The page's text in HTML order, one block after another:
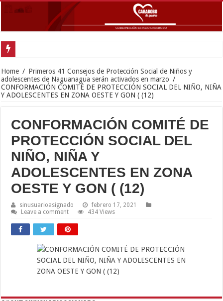
Home / Primeros 41 Consejos de Protección Social de Niños y
adolescentes de Naguanagua serán activados en marzo /
CONFORMACIÓN COMITÉ DE PROTECCIÓN SOCIAL DEL NIÑO, NIÑA
Y ADOLESCENTES EN ZONA OESTE Y GON ( (12)
CONFORMACIÓN COMITÉ DE
PROTECCIÓN SOCIAL DEL
NIÑO, NIÑA Y
ADOLESCENTES EN ZONA
OESTE Y GON ( (12)
sinusuarioasignado
febrero 17, 2021
Leave a comment
434 Views